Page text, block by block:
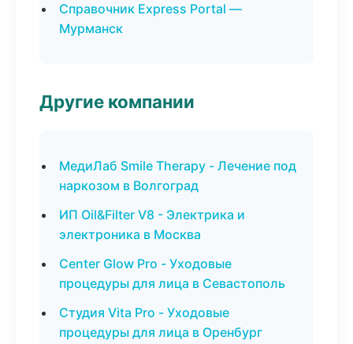
Справочник Express Portal —
Мурманск
Другие компании
МедиЛаб Smile Therapy - Лечение под
наркозом в Волгоград
ИП Oil&Filter V8 - Электрика и
электроника в Москва
Center Glow Pro - Уходовые
процедуры для лица в Севастополь
Студия Vita Pro - Уходовые
процедуры для лица в Оренбург